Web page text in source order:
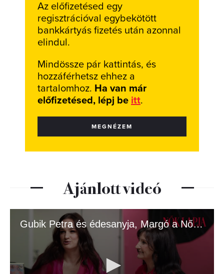
Az előfizetésed egy
regisztrációval egybekötött
bankkártyás fizetés után azonnal
elindul.
Mindössze pár kattintás, és
hozzáférhetsz ehhez a
tartalomhoz. Ha van már
előfizetésed, lépj be itt.
MEGNÉZEM
Ajánlott videó
Gubik Petra és édesanyja, Margó a Nők Lapja címlapján